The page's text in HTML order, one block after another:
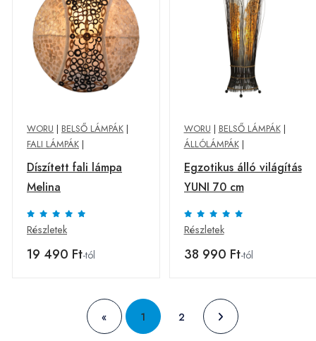
WORU | BELSŐ LÁMPÁK |
FALI LÁMPÁK |
Díszített fali lámpa
Melina
Részletek
19 490 Ft-tól
WORU | BELSŐ LÁMPÁK|
ÁLLÓLÁMPÁK|
Egzotikus álló világítás
YUNI 70 cm
Részletek
38 990 Ft-tól
« 1 2